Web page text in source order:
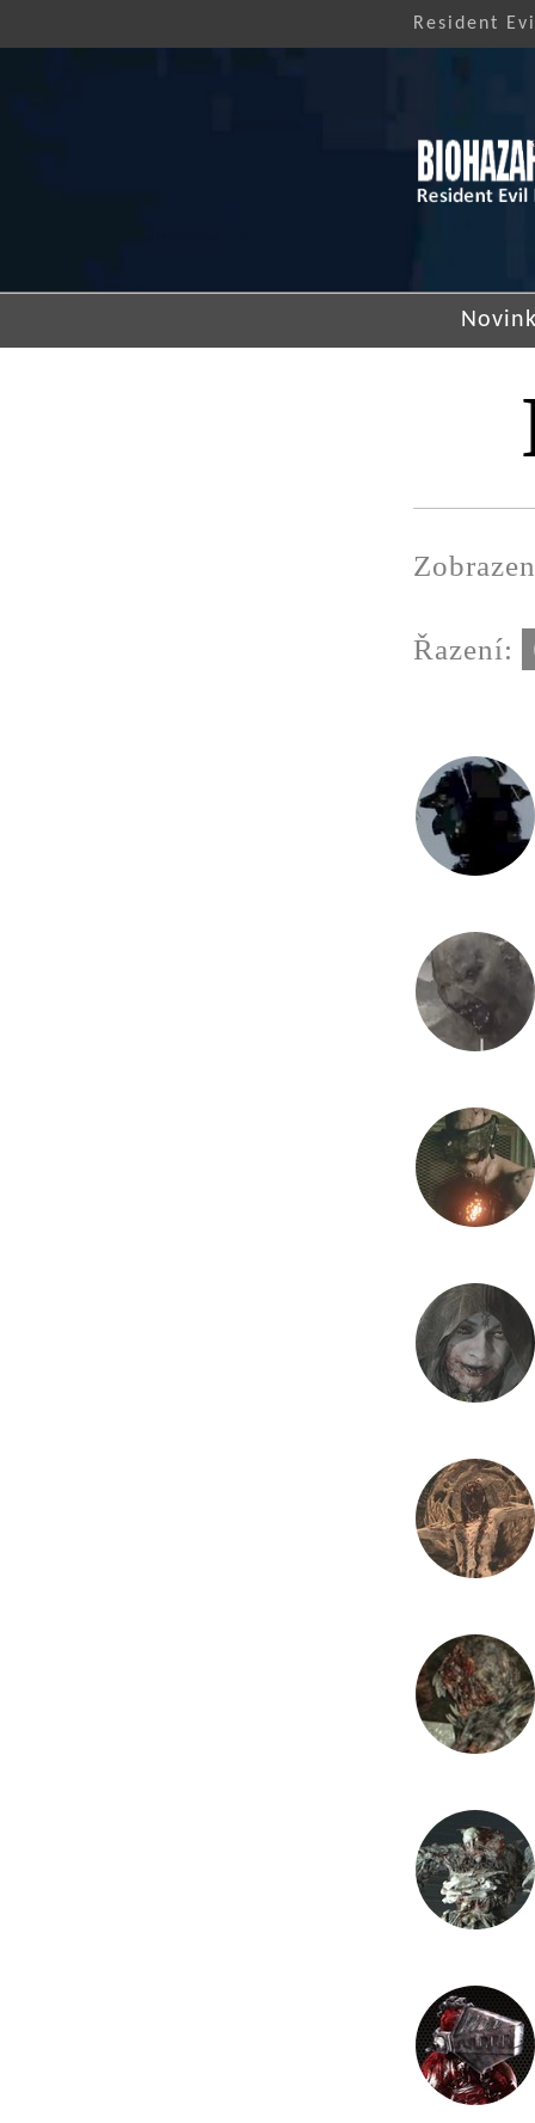
Resident
Řazení: